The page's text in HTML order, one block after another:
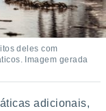
deles com
Imagem gerada
adicionais,